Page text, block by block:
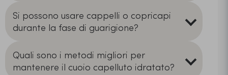
Si possono usare cappelli o copricapi
durante la fase di guarigione?
Quali sono i metodi migliori per
mantenere il cuoio capelluto idratato?